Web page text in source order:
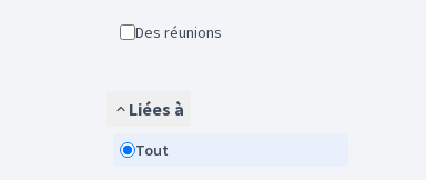
Des réunions
Liées à
Tout